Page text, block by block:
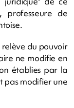
professeure de
du pouvoir
ne modifie en
établies par la
pas modifier une